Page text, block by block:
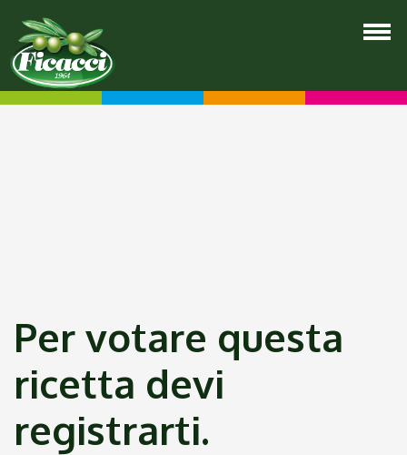
Per votare questa
ricetta devi
registrarti.